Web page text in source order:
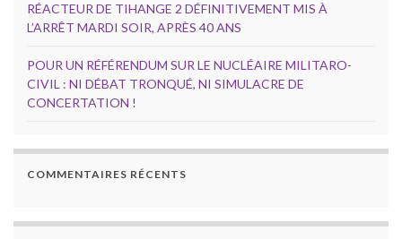
RÉACTEUR DE TIHANGE 2 DÉFINITIVEMENT MIS À
L’ARRÊT MARDI SOIR, APRÈS 40 ANS
POUR UN RÉFÉRENDUM SUR LE NUCLÉAIRE MILITARO-
CIVIL : NI DÉBAT TRONQUÉ, NI SIMULACRE DE
CONCERTATION !
COMMENTAIRES RÉCENTS